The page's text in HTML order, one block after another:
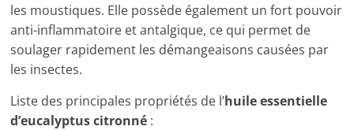
les moustiques. Elle possède également un fort pouvoir
anti-inflammatoire et antalgique, ce qui permet de
soulager rapidement les démangeaisons causées par
les insectes.
Liste des principales propriétés de l’huile essentielle
d’eucalyptus citronné :